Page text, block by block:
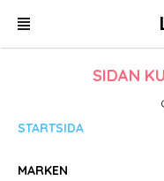
SIDAN
STARTSIDA
MARKEN